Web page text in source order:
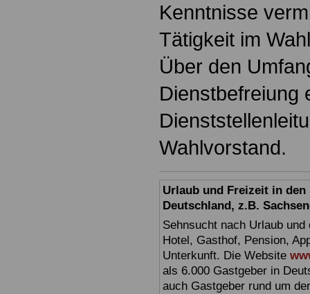
Kenntnisse
Tätigkeit im
Über den
Dienstbefreiung
Wahlvorstand.
Urlaub und Freizeit in
Deutschland, z.B.
Sehnsucht nach Urlaub
Hotel, Gasthof, Pension,
Unterkunft. Die Website
als 6.000 Gastgeber in
auch Gastgeber rund um